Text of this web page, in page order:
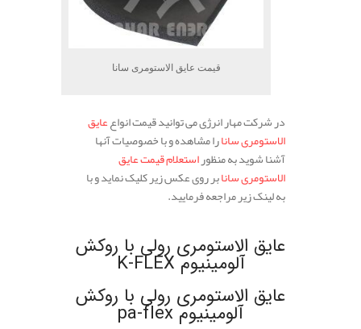
قیمت عایق الاستومری سانا
در شرکت مهار انرژی می توانید قیمت انواععایق
الاستومری سانارا مشاهده و با خصوصیات آنها
آشنا شوید به منظوراستعلام قیمت عایق
الاستومری سانابر روی عکس زیر کلیک نماید و با
به لینک زیر مراجعه فرمایید.
عایق الاستومری رولی با روکش
آلومینیوم K-FLEX
عایق الاستومری رولی با روکش
آلومینیوم pa-flex